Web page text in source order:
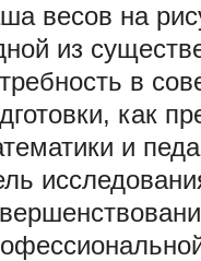
весов на
из
в
как
и